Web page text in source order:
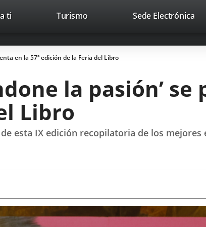
Trabaja con nosotros Contacto
ti TurismoEste
abrirá
en
nueva.
Sede Electrónica
en la 57ª edición de la Feria del Libro
la pasión’ se
Libro
esta IX edición recopilatoria de los